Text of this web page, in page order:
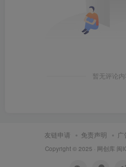
暂无评论
友链申请 免责声明 广
Copyright © 2025 · 网创库 闽